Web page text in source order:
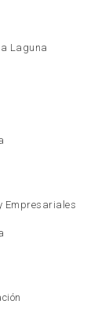
Laguna
Empresariales